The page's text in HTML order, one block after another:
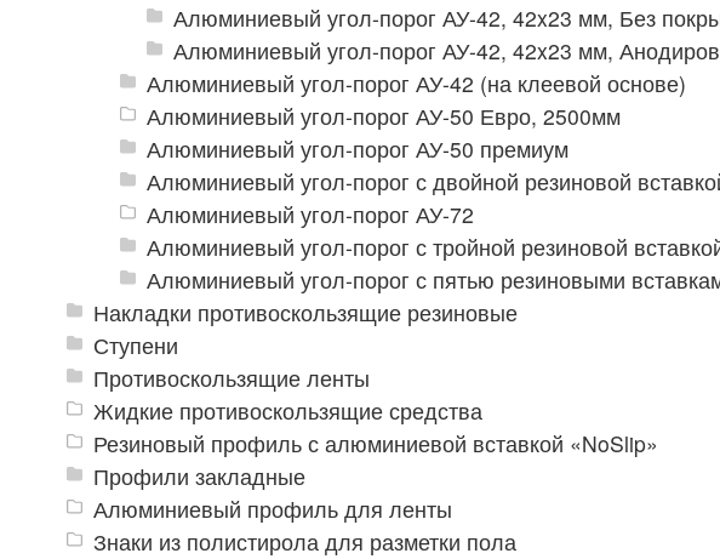
Алюминиевый угол-порог АУ-42, 42x23 мм, Без
Алюминиевый угол-порог АУ-42, 42x23 мм,
Алюминиевый угол-порог АУ-42 (на клеевой основе)
Алюминиевый угол-порог АУ-50 Евро, 2500мм
Алюминиевый угол-порог АУ-50 премиум
Алюминиевый угол-порог с двойной резиновой
Алюминиевый угол-порог АУ-72
Алюминиевый угол-порог с тройной резиновой
Алюминиевый угол-порог с пятью резиновыми
Накладки противоскользящие резиновые
Ступени
Противоскользящие ленты
Жидкие противоскользящие средства
Резиновый профиль с алюминиевой вставкой «NoSlip»
Профили закладные
Алюминиевый профиль для ленты
Знаки из полистирола для разметки пола